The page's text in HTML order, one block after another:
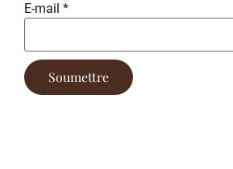
E-mail *